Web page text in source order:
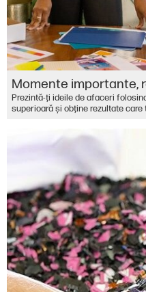
Momente importante,
Prezintă-ţi ideile de afaceri
superioară şi obţine rezultate care